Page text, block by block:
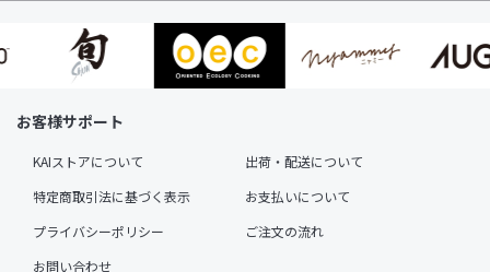
お客様サポート
KAIストアについて
出荷・配送について
特定商取引法に基づく表示
お支払いについて
プライバシーポリシー
ご注文の流れ
お問い合わせ